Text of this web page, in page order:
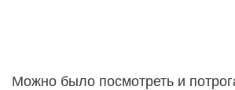
Можно было посмотреть и